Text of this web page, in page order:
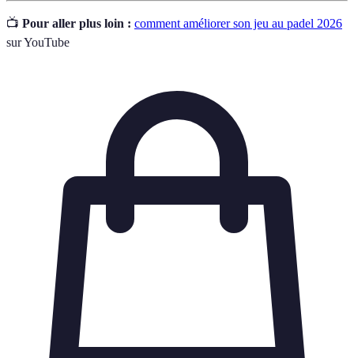
📺 Pour aller plus loin : comment améliorer son jeu au padel 2026
sur YouTube